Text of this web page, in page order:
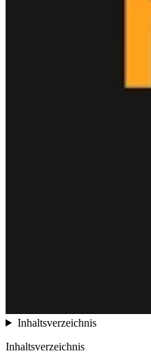
Inhaltsverzeichnis
Inhaltsverzeichnis